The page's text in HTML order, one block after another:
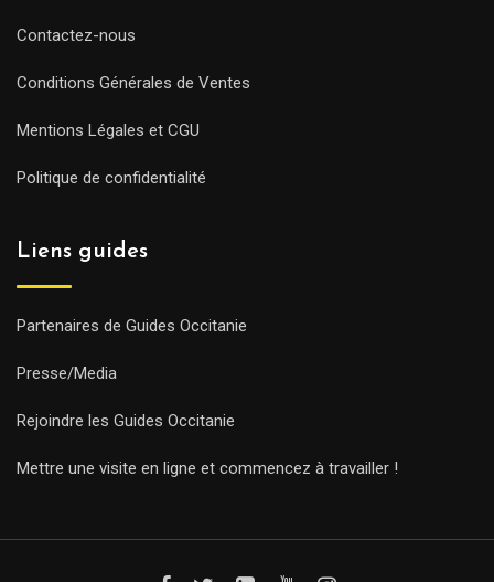
Contactez-nous
Conditions Générales de Ventes
Mentions Légales et CGU
Politique de confidentialité
Liens guides
Partenaires de Guides Occitanie
Presse/Media
Rejoindre les Guides Occitanie
Mettre une visite en ligne et commencez à travailler !